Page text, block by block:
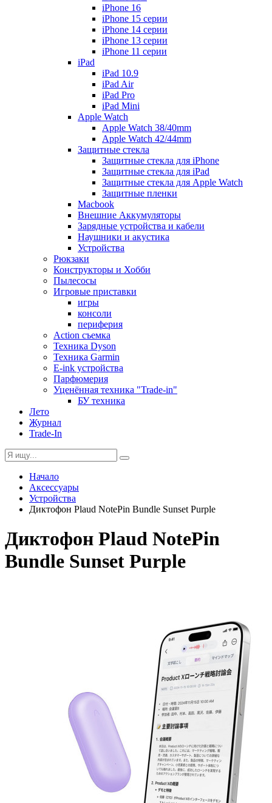
iPhone 16
iPhone 15 серии
iPhone 14 серии
iPhone 13 серии
iPhone 11 серии
iPad
iPad 10.9
iPad Air
iPad Pro
iPad Mini
Apple Watch
Apple Watch 38/40mm
Apple Watch 42/44mm
Защитные стекла
Защитные стекла для iPhone
Защитные стекла для iPad
Защитные стекла для Apple Watch
Защитные пленки
Macbook
Внешние Аккумуляторы
Зарядные устройства и кабели
Наушники и акустика
Устройства
Рюкзаки
Конструкторы и Хобби
Пылесосы
Игровые приставки
игры
консоли
периферия
Action съемка
Техника Dyson
Техника Garmin
E-ink устройства
Парфюмерия
Уценённая техника "Trade-in"
БУ техника
Лето
Журнал
Trade-In
Начало
Аксессуары
Устройства
Диктофон Plaud NotePin Bundle Sunset Purple
Диктофон Plaud NotePin
Bundle Sunset Purple